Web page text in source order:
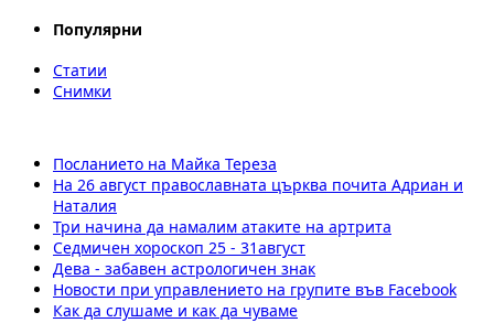
Популярни
Статии
Снимки
Посланието на Майка Тереза
На 26 август православната църква почита Адриан и
Наталия
Три начина да намалим атаките на артрита
Седмичен хороскоп 25 - 31август
Дева - забавен астрологичен знак
Новости при управлението на групите във Facebook
Как да слушаме и как да чуваме